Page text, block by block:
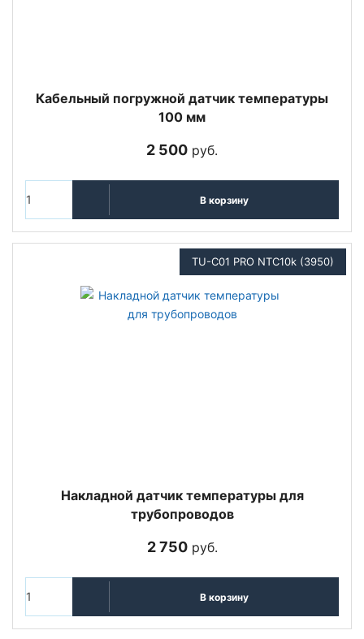
Кабельный погружной датчик температуры
100 мм
2 500 руб.
В корзину
TU-C01 PRO NTC10k (3950)
Накладной датчик температуры для
трубопроводов
2 750руб.
В корзину